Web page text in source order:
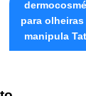
para
manipula